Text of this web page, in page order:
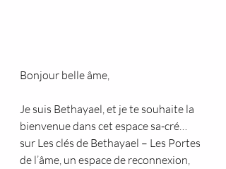
Bonjour belle âme,
Je suis Bethayael, et je te souhaite la
bienvenue dans cet espace sa-cré…
sur Les clés de Bethayael – Les Portes
de l’âme, un espace de reconnexion,